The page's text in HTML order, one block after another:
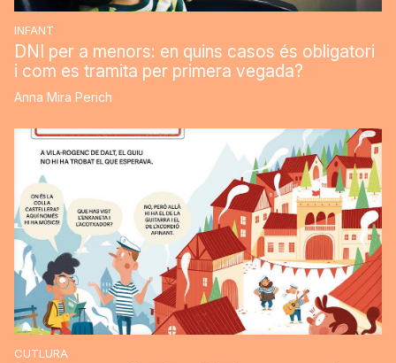
INFANT
DNI per a menors: en quins casos és obligatori
i com es tramita per primera vegada?
Anna Mira Perich
CUTLURA